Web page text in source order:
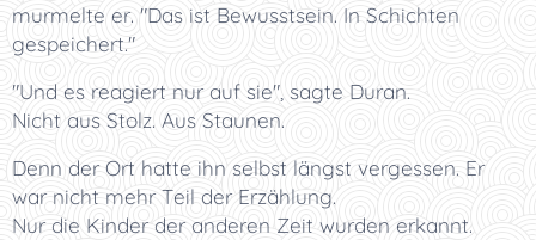
murmelte er. "Das ist Bewusstsein. In Schichten
gespeichert."
"Und es reagiert nur auf sie", sagte Duran.
Nicht aus Stolz. Aus Staunen.
Denn der Ort hatte ihn selbst längst vergessen. Er
war nicht mehr Teil der Erzählung.
Nur die Kinder der anderen Zeit wurden erkannt.